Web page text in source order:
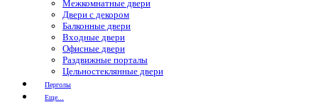
Межкомнатные двери
Двери с декором
Балконные двери
Входные двери
Офисные двери
Раздвижные порталы
Цельностеклянные двери
Перголы
Еще...